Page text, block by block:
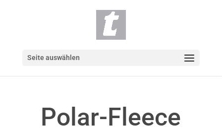
Seite auswählen
Polar-Fleece